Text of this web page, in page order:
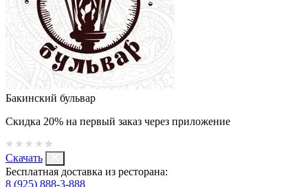
Бакинский бульвар
Скидка 20% на первый заказ через приложение
Скачать
Бесплатная доставка из ресторана:
8 (925) 888-3-888